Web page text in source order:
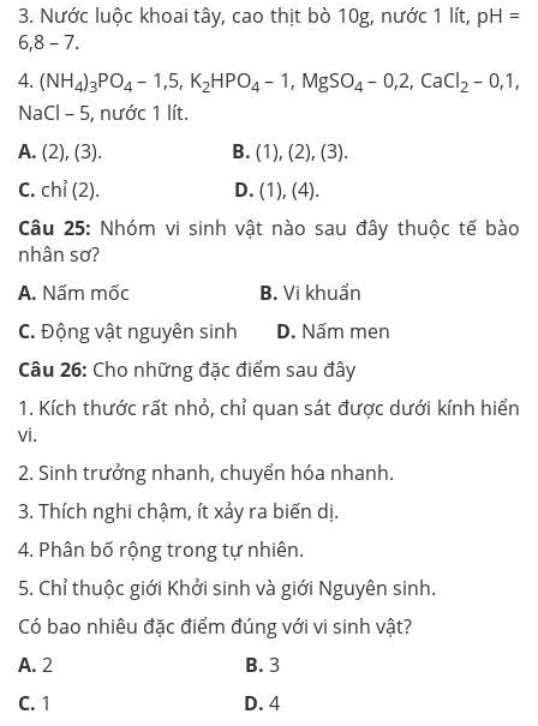
3. Nước luộc khoai tây, cao thịt bò 10g, nước 1 lít, pH =
6,8 – 7.
4. (NH4)3PO4 – 1,5, K2HPO4 – 1, MgSO4 – 0,2, CaCl2– 0,1,
NaCl – 5, nước 1 lít.
A. (2), (3). B. (1), (2), (3).
C. chỉ (2). D. (1), (4).
Câu 25: Nhóm vi sinh vật nào sau đây thuộc tế bào
nhân sơ?
A. Nấm mốc B. Vi khuẩn
C. Động vật nguyên sinh D. Nấm men
Câu 26: Cho những đặc điểm sau đây
1. Kích thước rất nhỏ, chỉ quan sát được dưới kính hiển
vi.
2. Sinh trưởng nhanh, chuyển hóa nhanh.
3. Thích nghi chậm, ít xảy ra biến dị.
4. Phân bố rộng trong tự nhiên.
5. Chỉ thuộc giới Khởi sinh và giới Nguyên sinh.
Có bao nhiêu đặc điểm đúng với vi sinh vật?
A. 2 B. 3
C. 1 D. 4